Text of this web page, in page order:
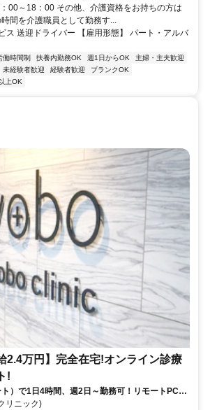
00～18：00 その他、介護資格をお持ちの方は
間を介護職員として勤務す...
ス 送迎ドライバー 【雇用形態】 パート・アルバ
働時間制 扶養内勤務OK 週1日からOK
主婦・主夫歓迎
未経験者歓迎 経験者歓迎
ブランクOK
上OK
2.4万円】完全在宅!オンライン診療
!
）で1日4時間、週2日～勤務可！リモートPC・
リニック)